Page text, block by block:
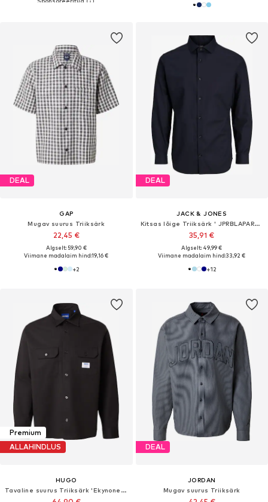
DEAL
GAP
Mugav suurus Triiksärk
22,45 €
Algselt: 59,90 €
Viimane madalaim hind:19,16 €
+2
DEAL
JACK & JONES
Kitsas lõige Triiksärk ' JPRBLAPARKER'
35,91 €
Algselt: 49,99 €
Viimane madalaim hind:33,92 €
+12
Premium
ALLAHINDLUS
HUGO
Tavaline suurus Triiksärk 'Ekynone_1'
DEAL
JORDAN
Mugav suurus Triiksärk